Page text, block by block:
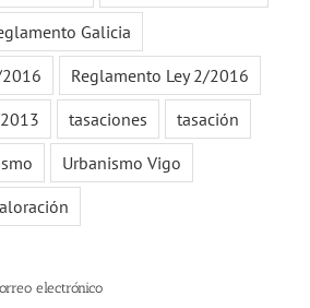
Galicia
Reglamento Ley 2/2016
tasaciones
tasación
Urbanismo Vigo
electrónico